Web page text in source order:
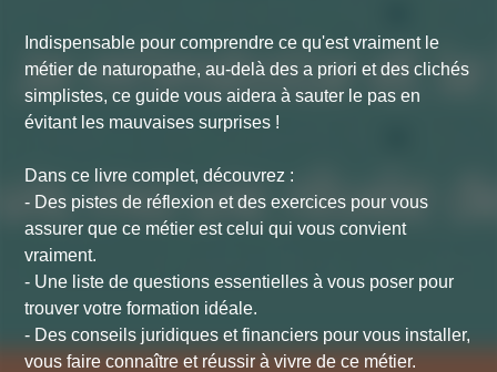
Indispensable pour comprendre ce qu'est vraiment le
métier de naturopathe, au-delà des a priori et des clichés
simplistes, ce guide vous aidera à sauter le pas en
évitant les mauvaises surprises !
Dans ce livre complet, découvrez :
- Des pistes de réflexion et des exercices pour vous
assurer que ce métier est celui qui vous convient
vraiment.
- Une liste de questions essentielles à vous poser pour
trouver votre formation idéale.
- Des conseils juridiques et financiers pour vous installer,
vous faire connaître et réussir à vivre de ce métier.